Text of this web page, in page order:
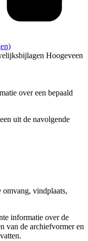
Hoogeveen
over een bepaald
uit de navolgende
vindplaats,
informatie over de
van de archiefvormer en